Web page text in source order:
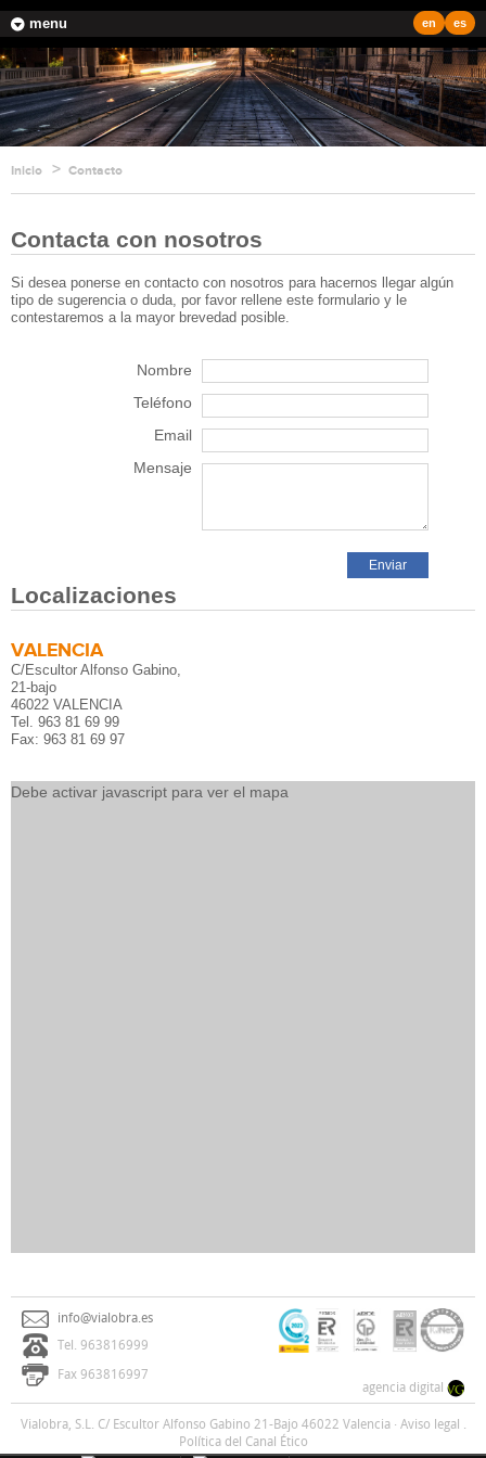
es
en
menu
Inicio Contacto
Contacta con nosotros
Si desea ponerse en contacto con nosotros para hacernos llegar algún
tipo de sugerencia o duda, por favor rellene este formulario y le
contestaremos a la mayor brevedad posible.
Nombre
Teléfono
Email
Mensaje
Localizaciones
VALENCIA
C/Escultor Alfonso Gabino,
21-bajo
46022 VALENCIA
Tel. 963 81 69 99
Fax: 963 81 69 97
Debe activar javascript para ver el mapa
info@vialobra.es
Tel. 963816999
Fax 963816997
agencia digital
Vialobra, S.L. C/ Escultor Alfonso Gabino 21-Bajo 46022 Valencia · Aviso legal
Política del Canal Ético